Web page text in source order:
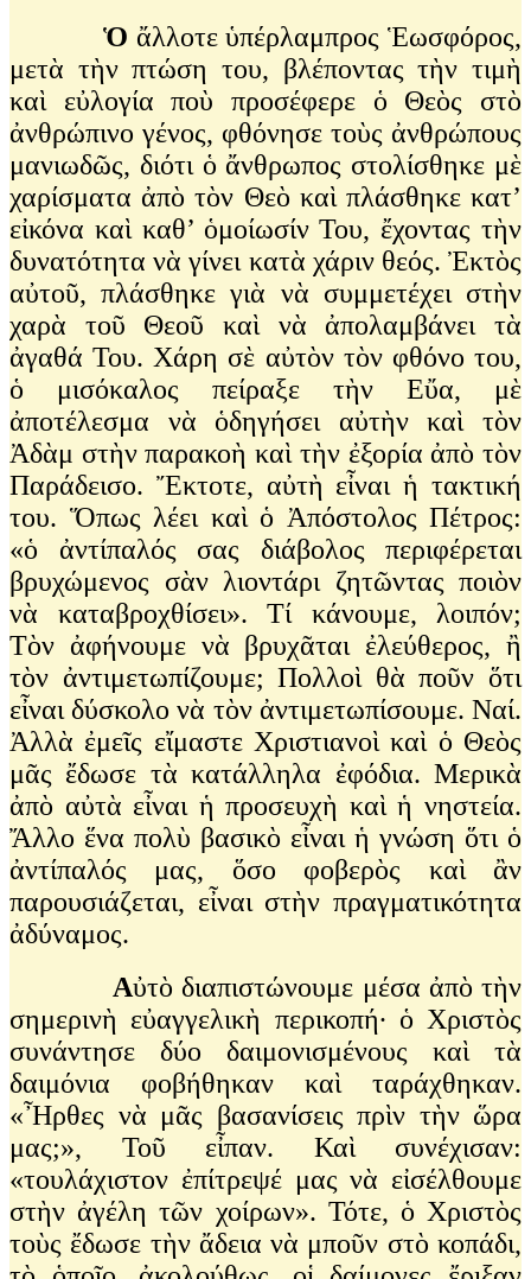
Ὁ ἄλλοτε ὑπέρλαμπρος Ἑωσφόρος,
μετὰ τὴν πτώση του, βλέποντας τὴν τιμὴ
καὶ εὐλογία ποὺ προσέφερε ὁ Θεὸς στὸ
ἀνθρώπινο γένος, φθόνησε τοὺς ἀνθρώπους
μανιωδῶς, διότι ὁ ἄνθρωπος στολίσθηκε μὲ
χαρίσματα ἀπὸ τὸν Θεὸ καὶ πλάσθηκε κατ’
εἰκόνα καὶ καθ’ ὁμοίωσίν Του, ἔχοντας τὴν
δυνατότητα νὰ γίνει κατὰ χάριν θεός. Ἐκτὸς
αὐτοῦ, πλάσθηκε γιὰ νὰ συμμετέχει στὴν
χαρὰ τοῦ Θεοῦ καὶ νὰ ἀπολαμβάνει τὰ
ἀγαθά Του. Χάρη σὲ αὐτὸν τὸν φθόνο του,
ὁ μισόκαλος πείραξε τὴν Εὔα, μὲ
ἀποτέλεσμα νὰ ὁδηγήσει αὐτὴν καὶ τὸν
Ἀδὰμ στὴν παρακοὴ καὶ τὴν ἐξορία ἀπὸ τὸν
Παράδεισο. Ἔκτοτε, αὐτὴ εἶναι ἡ τακτική
του. Ὅπως λέει καὶ ὁ Ἀπόστολος Πέτρος:
«ὁ ἀντίπαλός σας διάβολος περιφέρεται
βρυχώμενος σὰν λιοντάρι ζητῶντας ποιὸν
νὰ καταβροχθίσει». Τί κάνουμε, λοιπόν;
Τὸν ἀφήνουμε νὰ βρυχᾶται ἐλεύθερος, ἢ
τὸν ἀντιμετωπίζουμε; Πολλοὶ θὰ ποῦν ὅτι
εἶναι δύσκολο νὰ τὸν ἀντιμετωπίσουμε. Ναί.
Ἀλλὰ ἐμεῖς εἴμαστε Χριστιανοὶ καὶ ὁ Θεὸς
μᾶς ἔδωσε τὰ κατάλληλα ἐφόδια. Μερικὰ
ἀπὸ αὐτὰ εἶναι ἡ προσευχὴ καὶ ἡ νηστεία.
Ἄλλο ἕνα πολὺ βασικὸ εἶναι ἡ γνώση ὅτι ὁ
ἀντίπαλός μας, ὅσο φοβερὸς καὶ ἂν
παρουσιάζεται, εἶναι στὴν πραγματικότητα
ἀδύναμος.
Αὐτὸ διαπιστώνουμε μέσα ἀπὸ τὴν
σημερινὴ εὐαγγελικὴ περικοπή∙ ὁ Χριστὸς
συνάντησε δύο δαιμονισμένους καὶ τὰ
δαιμόνια φοβήθηκαν καὶ ταράχθηκαν.
«Ἦρθες νὰ μᾶς βασανίσεις πρὶν τὴν ὥρα
μας;», Τοῦ εἶπαν. Καὶ συνέχισαν:
«τουλάχιστον ἐπίτρεψέ μας νὰ εἰσέλθουμε
στὴν ἀγέλη τῶν χοίρων». Τότε, ὁ Χριστὸς
τοὺς ἔδωσε τὴν ἄδεια νὰ μποῦν στὸ κοπάδι,